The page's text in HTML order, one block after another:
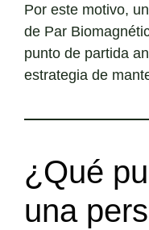
Por este motivo,
de Par
punto de partida
estrategia de
¿Qué
una